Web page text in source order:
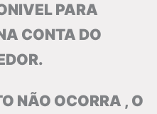
PARA
CONTA DO
NÃO OCORRA , O